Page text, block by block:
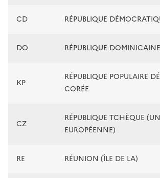
CD RÉPUBLIQUE
DO RÉPUBLIQUE DOMINICAINE
KP
RÉPUBLIQUE POPULAIRE
CORÉE
CZ
RÉPUBLIQUE TCHÈQUE
EUROPÉENNE)
RE RÉUNION (ÎLE DE LA)